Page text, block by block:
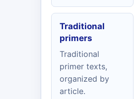
Traditional
primers
Traditional
primer texts,
organized by
article.